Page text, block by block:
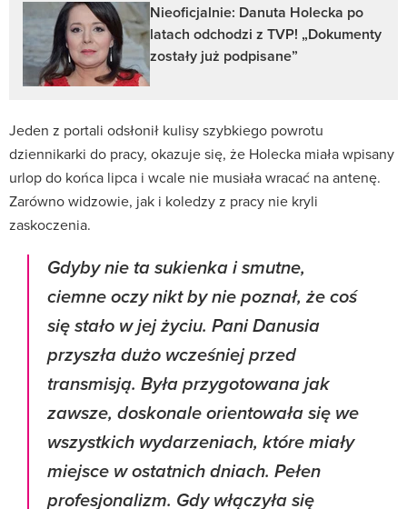
Nieoficjalnie: Danuta Holecka po
latach odchodzi z TVP! „Dokumenty
zostały już podpisane”
Jeden z portali odsłonił kulisy szybkiego powrotu
dziennikarki do pracy, okazuje się, że Holecka miała wpisany
urlop do końca lipca i wcale nie musiała wracać na antenę.
Zarówno widzowie, jak i koledzy z pracy nie kryli
zaskoczenia.
Gdyby nie ta sukienka i smutne,
ciemne oczy nikt by nie poznał, że coś
się stało w jej życiu. Pani Danusia
przyszła dużo wcześniej przed
transmisją. Była przygotowana jak
zawsze, doskonale orientowała się we
wszystkich wydarzeniach, które miały
miejsce w ostatnich dniach. Pełen
profesjonalizm. Gdy włączyła się